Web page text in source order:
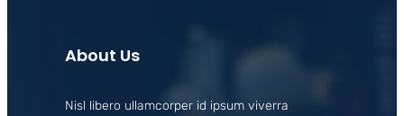
About Us
Nisl libero ullamcorper id ipsum viverra